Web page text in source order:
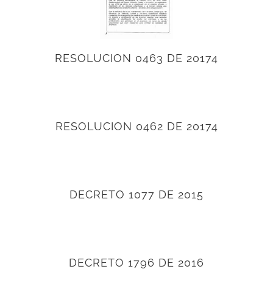
RESOLUCION 0463 DE 20174
RESOLUCION 0462 DE 20174
DECRETO 1077 DE 2015
DECRETO 1796 DE 2016